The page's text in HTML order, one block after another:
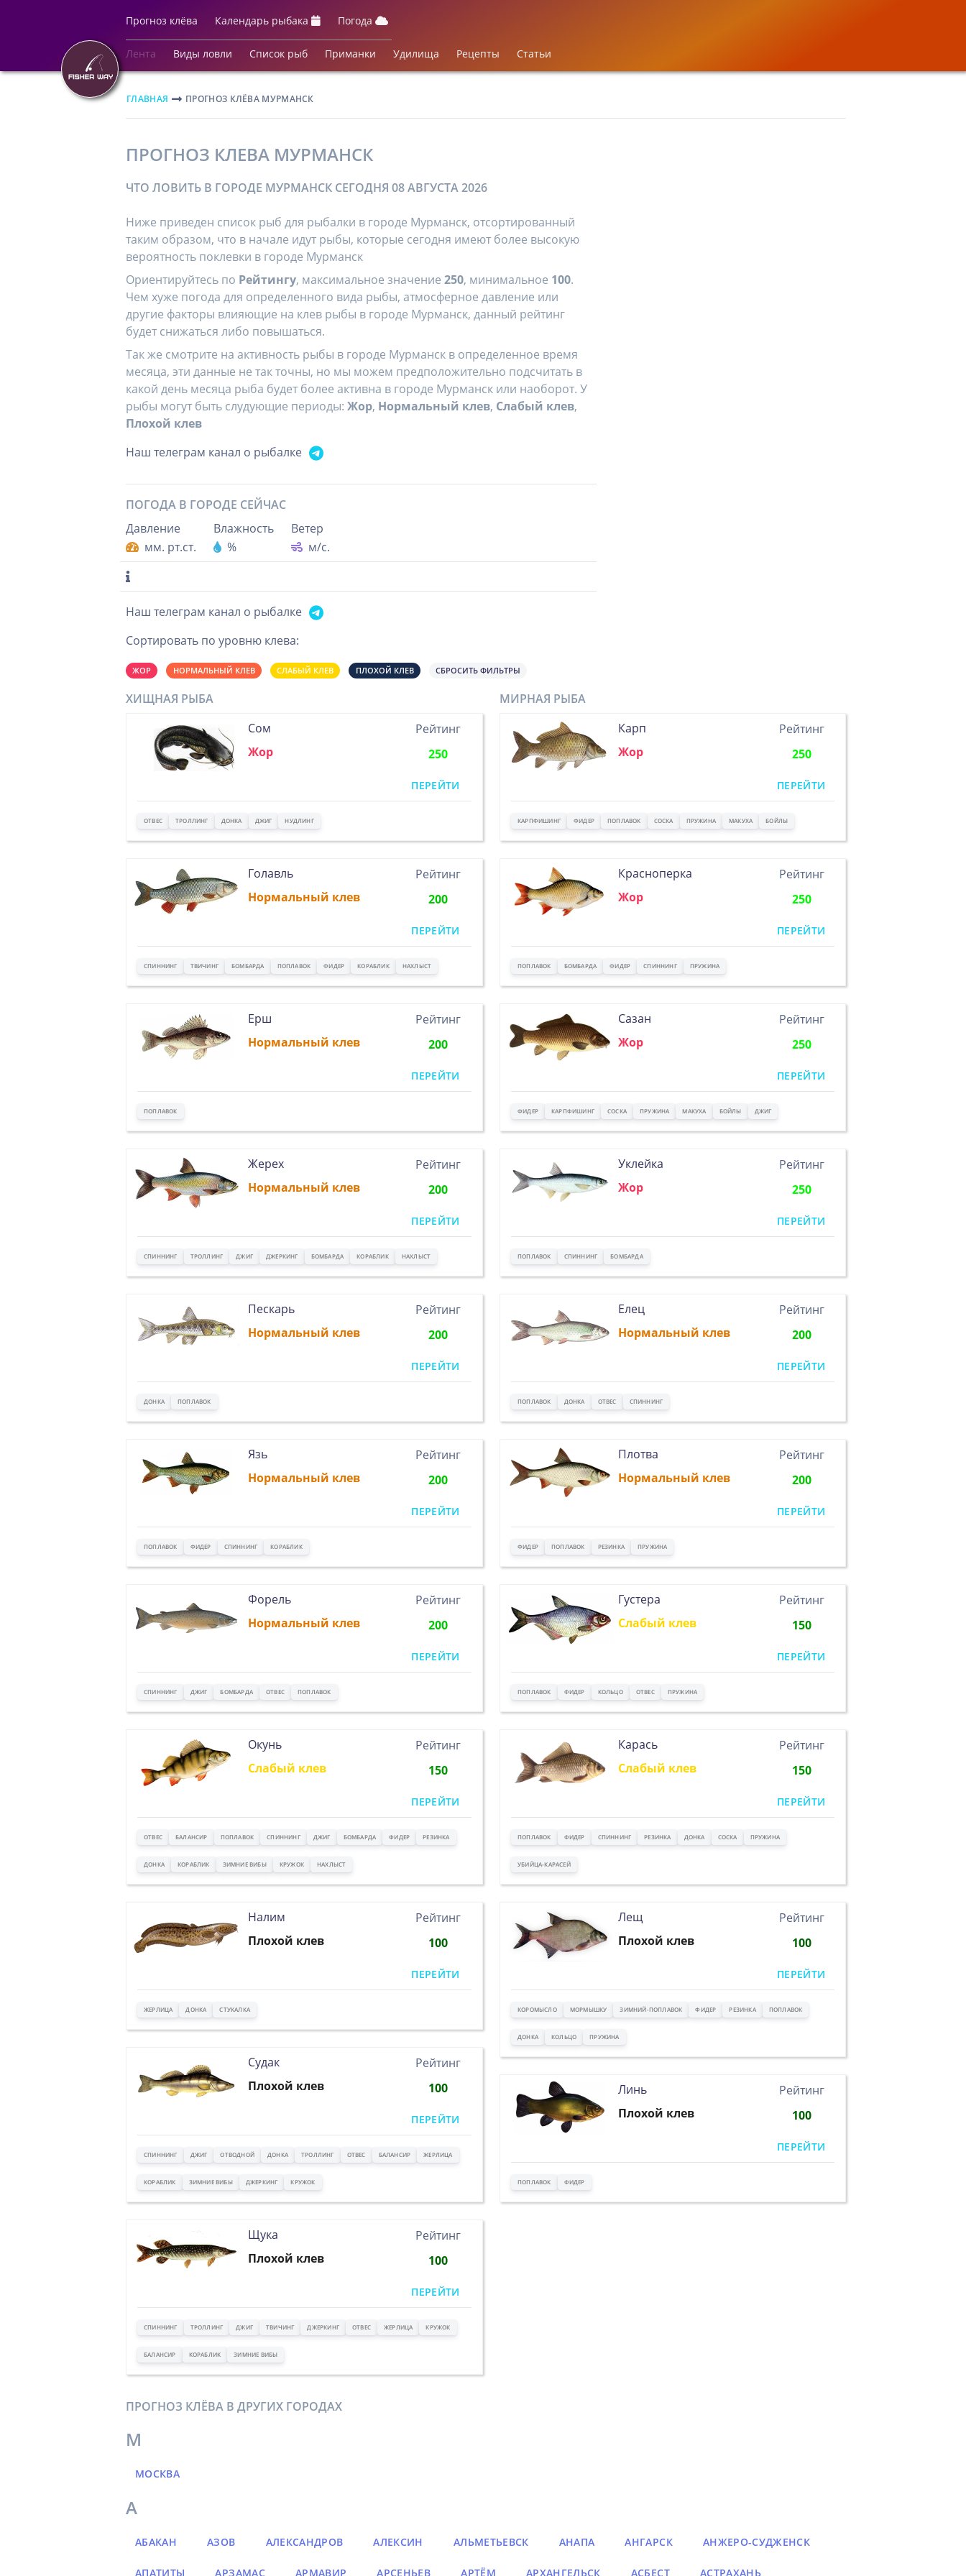
Прогноз клёва Календарь рыбака Погода
Лента Виды ловли Список рыб Приманки Удилища Рецепты Статьи
ГЛАВНАЯ ПРОГНОЗ КЛЁВА МУРМАНСК
ПРОГНОЗ КЛЕВА МУРМАНСК
ЧТО ЛОВИТЬ В ГОРОДЕ МУРМАНСК СЕГОДНЯ 08 АВГУСТА 2026
Ниже приведен список рыб для рыбалки в городе Мурманск, отсортированный
таким образом, что в начале идут рыбы, которые сегодня имеют более высокую
вероятность поклевки в городе Мурманск
Ориентируйтесь по Рейтингу, максимальное значение 250, минимальное 100.
Чем хуже погода для определенного вида рыбы, атмосферное давление или
другие факторы влияющие на клев рыбы в городе Мурманск, данный рейтинг
будет снижаться либо повышаться.
Так же смотрите на активность рыбы в городе Мурманск в определенное время
месяца, эти данные не так точны, но мы можем предположительно подсчитать в
какой день месяца рыба будет более активна в городе Мурманск или наоборот. У
рыбы могут быть слудующие периоды: Жор, Нормальный клев, Слабый клев,
Плохой клев
Наш телеграм канал о рыбалке
ПОГОДА В ГОРОДЕ СЕЙЧАС
Давление
мм. рт.ст.
Влажность
%
Ветер
м/с.
Наш телеграм канал о рыбалке
Сортировать по уровню клева:
ЖОР НОРМАЛЬНЫЙ КЛЕВ СЛАБЫЙ КЛЕВ ПЛОХОЙ КЛЕВ СБРОСИТЬ ФИЛЬТРЫ
ХИЩНАЯ РЫБА
Сом
Жор
Рейтинг
250
ПЕРЕЙТИ
ОТВЕС ТРОЛЛИНГ ДОНКА ДЖИГ НУДЛИНГ
Голавль
Нормальный клев
Рейтинг
200
ПЕРЕЙТИ
СПИННИНГ ТВИЧИНГ БОМБАРДА ПОПЛАВОК ФИДЕР КОРАБЛИК НАХЛЫСТ
Ерш
Нормальный клев
Рейтинг
200
ПЕРЕЙТИ
ПОПЛАВОК
Жерех
Нормальный клев
Рейтинг
200
ПЕРЕЙТИ
СПИННИНГ ТРОЛЛИНГ ДЖИГ ДЖЕРКИНГ БОМБАРДА КОРАБЛИК НАХЛЫСТ
Пескарь
Нормальный клев
Рейтинг
200
ПЕРЕЙТИ
ДОНКА ПОПЛАВОК
Язь
Нормальный клев
Рейтинг
200
ПЕРЕЙТИ
ПОПЛАВОК ФИДЕР СПИННИНГ КОРАБЛИК
Форель
Нормальный клев
Рейтинг
200
ПЕРЕЙТИ
СПИННИНГ ДЖИГ БОМБАРДА ОТВЕС ПОПЛАВОК
Окунь
Слабый клев
Рейтинг
150
ПЕРЕЙТИ
ОТВЕС БАЛАНСИР ПОПЛАВОК СПИННИНГ ДЖИГ БОМБАРДА ФИДЕР РЕЗИНКА
ДОНКА КОРАБЛИК ЗИМНИЕ ВИБЫ КРУЖОК НАХЛЫСТ
Налим
Плохой клев
Рейтинг
100
ПЕРЕЙТИ
ЖЕРЛИЦА ДОНКА СТУКАЛКА
Судак
Плохой клев
Рейтинг
100
ПЕРЕЙТИ
СПИННИНГ ДЖИГ ОТВОДНОЙ ДОНКА ТРОЛЛИНГ ОТВЕС БАЛАНСИР ЖЕРЛИЦА
КОРАБЛИК ЗИМНИЕ ВИБЫ ДЖЕРКИНГ КРУЖОК
Щука
Плохой клев
Рейтинг
100
ПЕРЕЙТИ
СПИННИНГ ТРОЛЛИНГ ДЖИГ ТВИЧИНГ ДЖЕРКИНГ ОТВЕС ЖЕРЛИЦА КРУЖОК
БАЛАНСИР КОРАБЛИК ЗИМНИЕ ВИБЫ
МИРНАЯ РЫБА
Карп
Жор
Рейтинг
250
ПЕРЕЙТИ
КАРПФИШИНГ ФИДЕР ПОПЛАВОК СОСКА ПРУЖИНА МАКУХА БОЙЛЫ
Красноперка
Жор
Рейтинг
250
ПЕРЕЙТИ
ПОПЛАВОК БОМБАРДА ФИДЕР СПИННИНГ ПРУЖИНА
Сазан
Жор
Рейтинг
250
ПЕРЕЙТИ
ФИДЕР КАРПФИШИНГ СОСКА ПРУЖИНА МАКУХА БОЙЛЫ ДЖИГ
Уклейка
Жор
Рейтинг
250
ПЕРЕЙТИ
ПОПЛАВОК СПИННИНГ БОМБАРДА
Елец
Нормальный клев
Рейтинг
200
ПЕРЕЙТИ
ПОПЛАВОК ДОНКА ОТВЕС СПИННИНГ
Плотва
Нормальный клев
Рейтинг
200
ПЕРЕЙТИ
ФИДЕР ПОПЛАВОК РЕЗИНКА ПРУЖИНА
Густера
Слабый клев
Рейтинг
150
ПЕРЕЙТИ
ПОПЛАВОК ФИДЕР КОЛЬЦО ОТВЕС ПРУЖИНА
Карась
Слабый клев
Рейтинг
150
ПЕРЕЙТИ
ПОПЛАВОК ФИДЕР СПИННИНГ РЕЗИНКА ДОНКА СОСКА ПРУЖИНА
УБИЙЦА-КАРАСЕЙ
Лещ
Плохой клев
Рейтинг
100
ПЕРЕЙТИ
КОРОМЫСЛО МОРМЫШКУ ЗИМНИЙ-ПОПЛАВОК ФИДЕР РЕЗИНКА ПОПЛАВОК
ДОНКА КОЛЬЦО ПРУЖИНА
Линь
Плохой клев
Рейтинг
100
ПЕРЕЙТИ
ПОПЛАВОК ФИДЕР
ПРОГНОЗ КЛЁВА В ДРУГИХ ГОРОДАХ
М
МОСКВА
А
АБАКАН АЗОВ АЛЕКСАНДРОВ АЛЕКСИН АЛЬМЕТЬЕВСК АНАПА АНГАРСК АНЖЕРО-СУДЖЕНСК
АПАТИТЫ АРЗАМАС АРМАВИР АРСЕНЬЕВ АРТЁМ АРХАНГЕЛЬСК АСБЕСТ АСТРАХАНЬ